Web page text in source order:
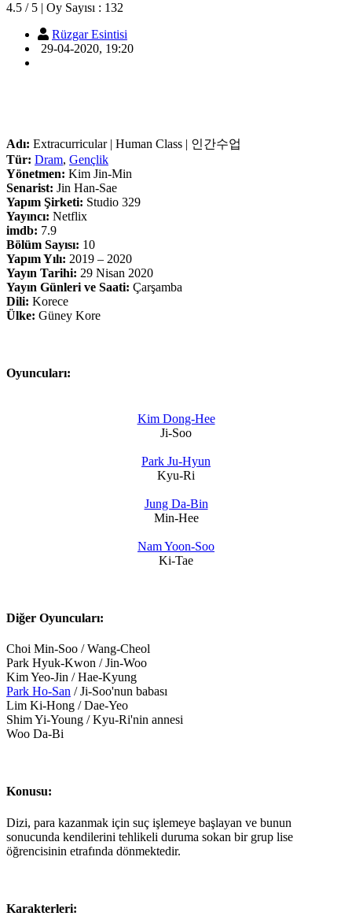
4.5 / 5 | Oy Sayısı : 132
Rüzgar Esintisi
29-04-2020, 19:20
Adı: Extracurricular | Human Class | 인간수업
Tür: Dram, Gençlik
Yönetmen: Kim Jin-Min
Senarist: Jin Han-Sae
Yapım Şirketi: Studio 329
Yayıncı: Netflix
imdb: 7.9
Bölüm Sayısı: 10
Yapım Yılı: 2019 – 2020
Yayın Tarihi: 29 Nisan 2020
Yayın Günleri ve Saati: Çarşamba
Dili: Korece
Ülke: Güney Kore
Oyuncuları:
Kim Dong-Hee
Ji-Soo
Park Ju-Hyun
Kyu-Ri
Jung Da-Bin
Min-Hee
Nam Yoon-Soo
Ki-Tae
Diğer Oyuncuları:
Choi Min-Soo / Wang-Cheol
Park Hyuk-Kwon / Jin-Woo
Kim Yeo-Jin / Hae-Kyung
Park Ho-San / Ji-Soo'nun babası
Lim Ki-Hong / Dae-Yeo
Shim Yi-Young / Kyu-Ri'nin annesi
Woo Da-Bi
Konusu:
Dizi, para kazanmak için suç işlemeye başlayan ve bunun
sonucunda kendilerini tehlikeli duruma sokan bir grup lise
öğrencisinin etrafında dönmektedir.
Karakterleri: